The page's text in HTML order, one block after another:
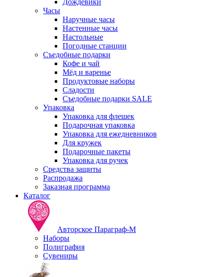
Дождевики
Часы
Наручные часы
Настенные часы
Настольные
Погодные станции
Съедобные подарки
Кофе и чай
Мёд и варенье
Продуктовые наборы
Сладости
Съедобные подарки SALE
Упаковка
Упаковка для флешек
Подарочная упаковка
Упаковка для ежедневников
Для кружек
Подарочные пакеты
Упаковка для ручек
Средства защиты
Распродажа
Заказная программа
Каталог
Авторское Параграф-М
Наборы
Полиграфия
Сувениры